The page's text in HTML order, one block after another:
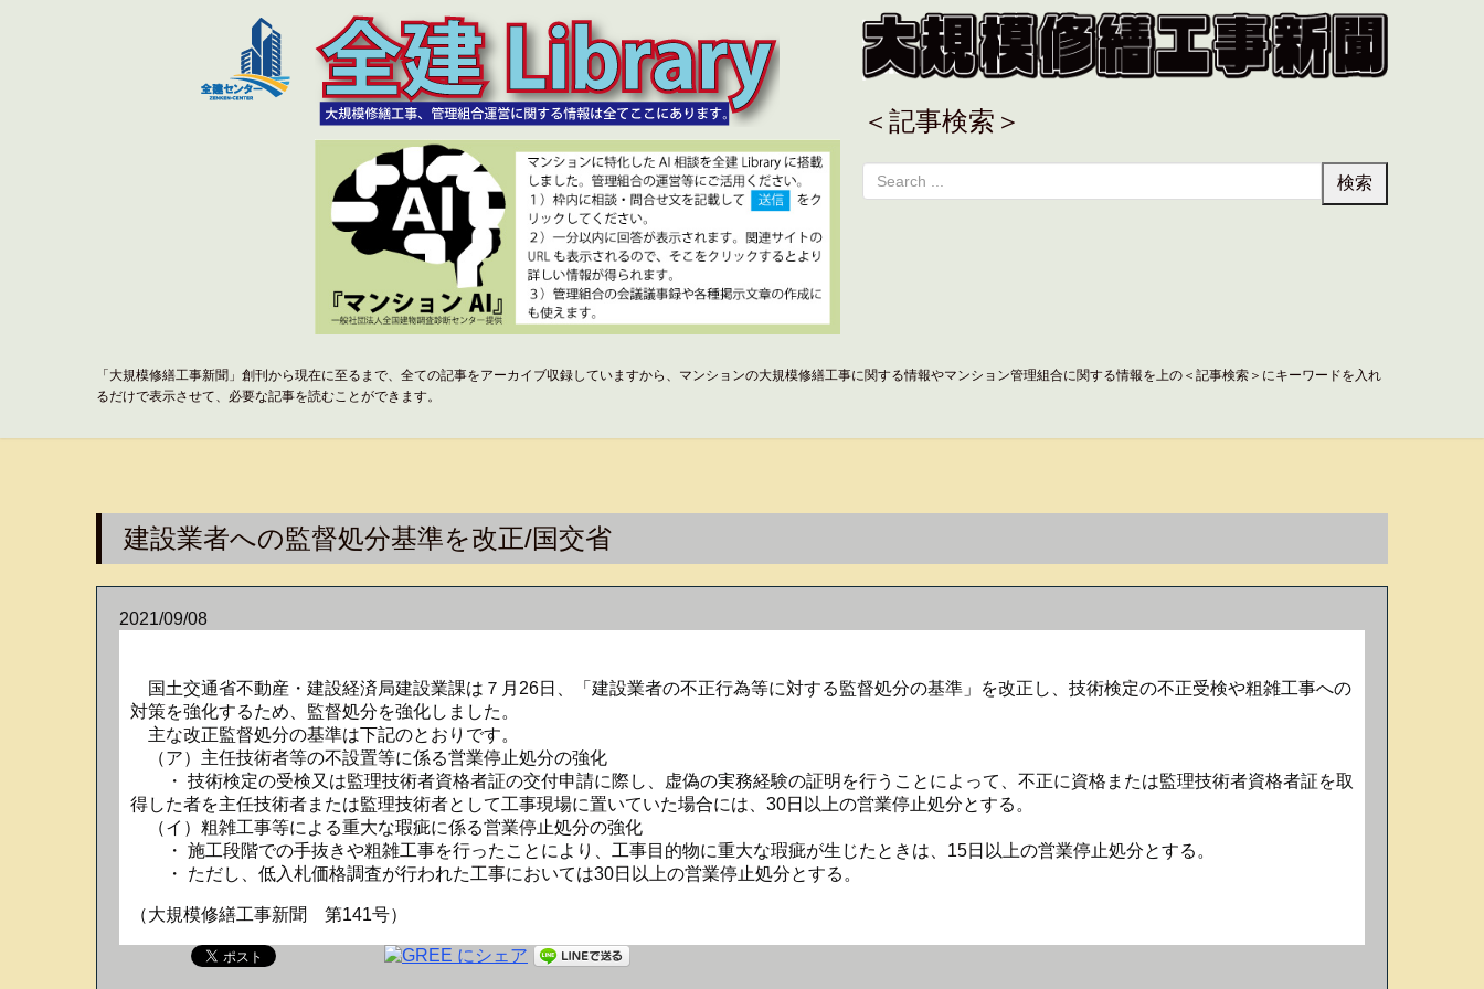
＜記事検索＞
「大規模修繕工事新聞」創刊から現在に至るまで、全ての記事をアーカイブ収録していますから、マンションの大規模修繕工事に関する情報やマンション管理組合に関する情報を上の＜記事検索＞にキーワードを入れ
るだけで表示させて、必要な記事を読むことができます。
建設業者への監督処分基準を改正/国交省
2021/09/08
国土交通省不動産・建設経済局建設業課は７月26日、「建設業者の不正行為等に対する監督処分の基準」を改正し、技術検定の不正受検や粗雑工事への
対策を強化するため、監督処分を強化しました。
主な改正監督処分の基準は下記のとおりです。
（ア）主任技術者等の不設置等に係る営業停止処分の強化
・ 技術検定の受検又は監理技術者資格者証の交付申請に際し、虚偽の実務経験の証明を行うことによって、不正に資格または監理技術者資格者証を取
得した者を主任技術者または監理技術者として工事現場に置いていた場合には、30日以上の営業停止処分とする。
（イ）粗雑工事等による重大な瑕疵に係る営業停止処分の強化
・ 施工段階での手抜きや粗雑工事を行ったことにより、工事目的物に重大な瑕疵が生じたときは、15日以上の営業停止処分とする。
・ ただし、低入札価格調査が行われた工事においては30日以上の営業停止処分とする。
（大規模修繕工事新聞 第141号）